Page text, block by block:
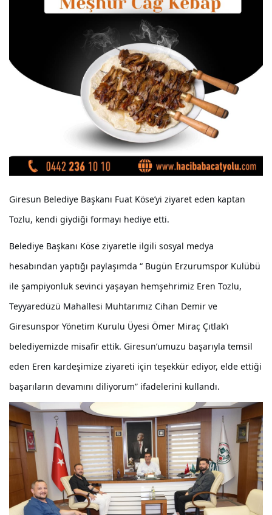
Giresun Belediye Başkanı Fuat Köse’yi ziyaret eden kaptan
Tozlu, kendi giydiği formayı hediye etti.
Belediye Başkanı Köse ziyaretle ilgili sosyal medya
hesabından yaptığı paylaşımda “ Bugün Erzurumspor Kulübü
ile şampiyonluk sevinci yaşayan hemşehrimiz Eren Tozlu,
Teyyaredüzü Mahallesi Muhtarımız Cihan Demir ve
Giresunspor Yönetim Kurulu Üyesi Ömer Miraç Çıtlak’ı
belediyemizde misafir ettik. Giresun’umuzu başarıyla temsil
eden Eren kardeşimize ziyareti için teşekkür ediyor, elde ettiği
başarıların devamını diliyorum” ifadelerini kullandı.